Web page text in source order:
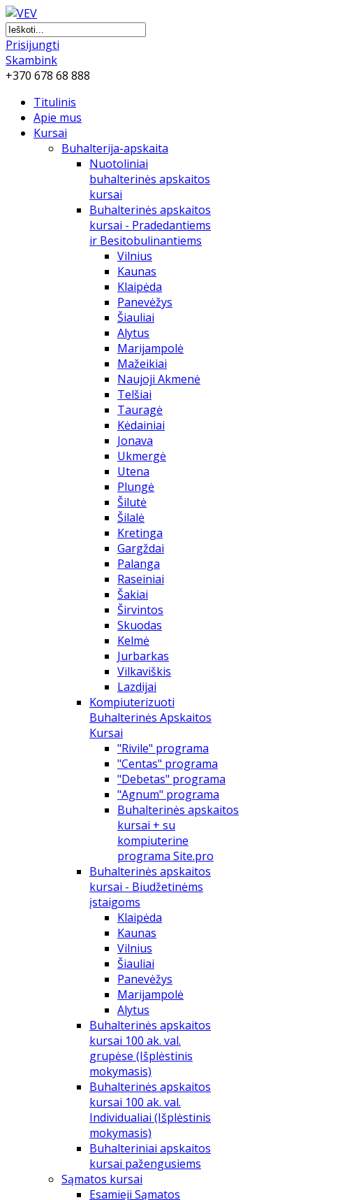
Prisijungti
Skambink
+370 678 68 888
Titulinis
Apie mus
Kursai
Buhalterija-apskaita
Nuotoliniai
buhalterinės apskaitos
kursai
Buhalterinės apskaitos
kursai - Pradedantiems
ir Besitobulinantiems
Vilnius
Kaunas
Klaipėda
Panevėžys
Šiauliai
Alytus
Marijampolė
Mažeikiai
Naujoji Akmenė
Telšiai
Tauragė
Kėdainiai
Jonava
Ukmergė
Utena
Plungė
Šilutė
Šilalė
Kretinga
Gargždai
Palanga
Raseiniai
Šakiai
Širvintos
Skuodas
Kelmė
Jurbarkas
Vilkaviškis
Lazdijai
Kompiuterizuoti
Buhalterinės Apskaitos
Kursai
"Rivile" programa
"Centas" programa
"Debetas" programa
"Agnum" programa
Buhalterinės apskaitos
kursai + su
kompiuterine
programa Site.pro
Buhalterinės apskaitos
kursai - Biudžetinėms
įstaigoms
Klaipėda
Kaunas
Vilnius
Šiauliai
Panevėžys
Marijampolė
Alytus
Buhalterinės apskaitos
kursai 100 ak. val.
grupėse (Išplėstinis
mokymasis)
Buhalterinės apskaitos
kursai 100 ak. val.
Individualiai (Išplėstinis
mokymasis)
Buhalteriniai apskaitos
kursai pažengusiems
Sąmatos kursai
Esamieji Sąmatos